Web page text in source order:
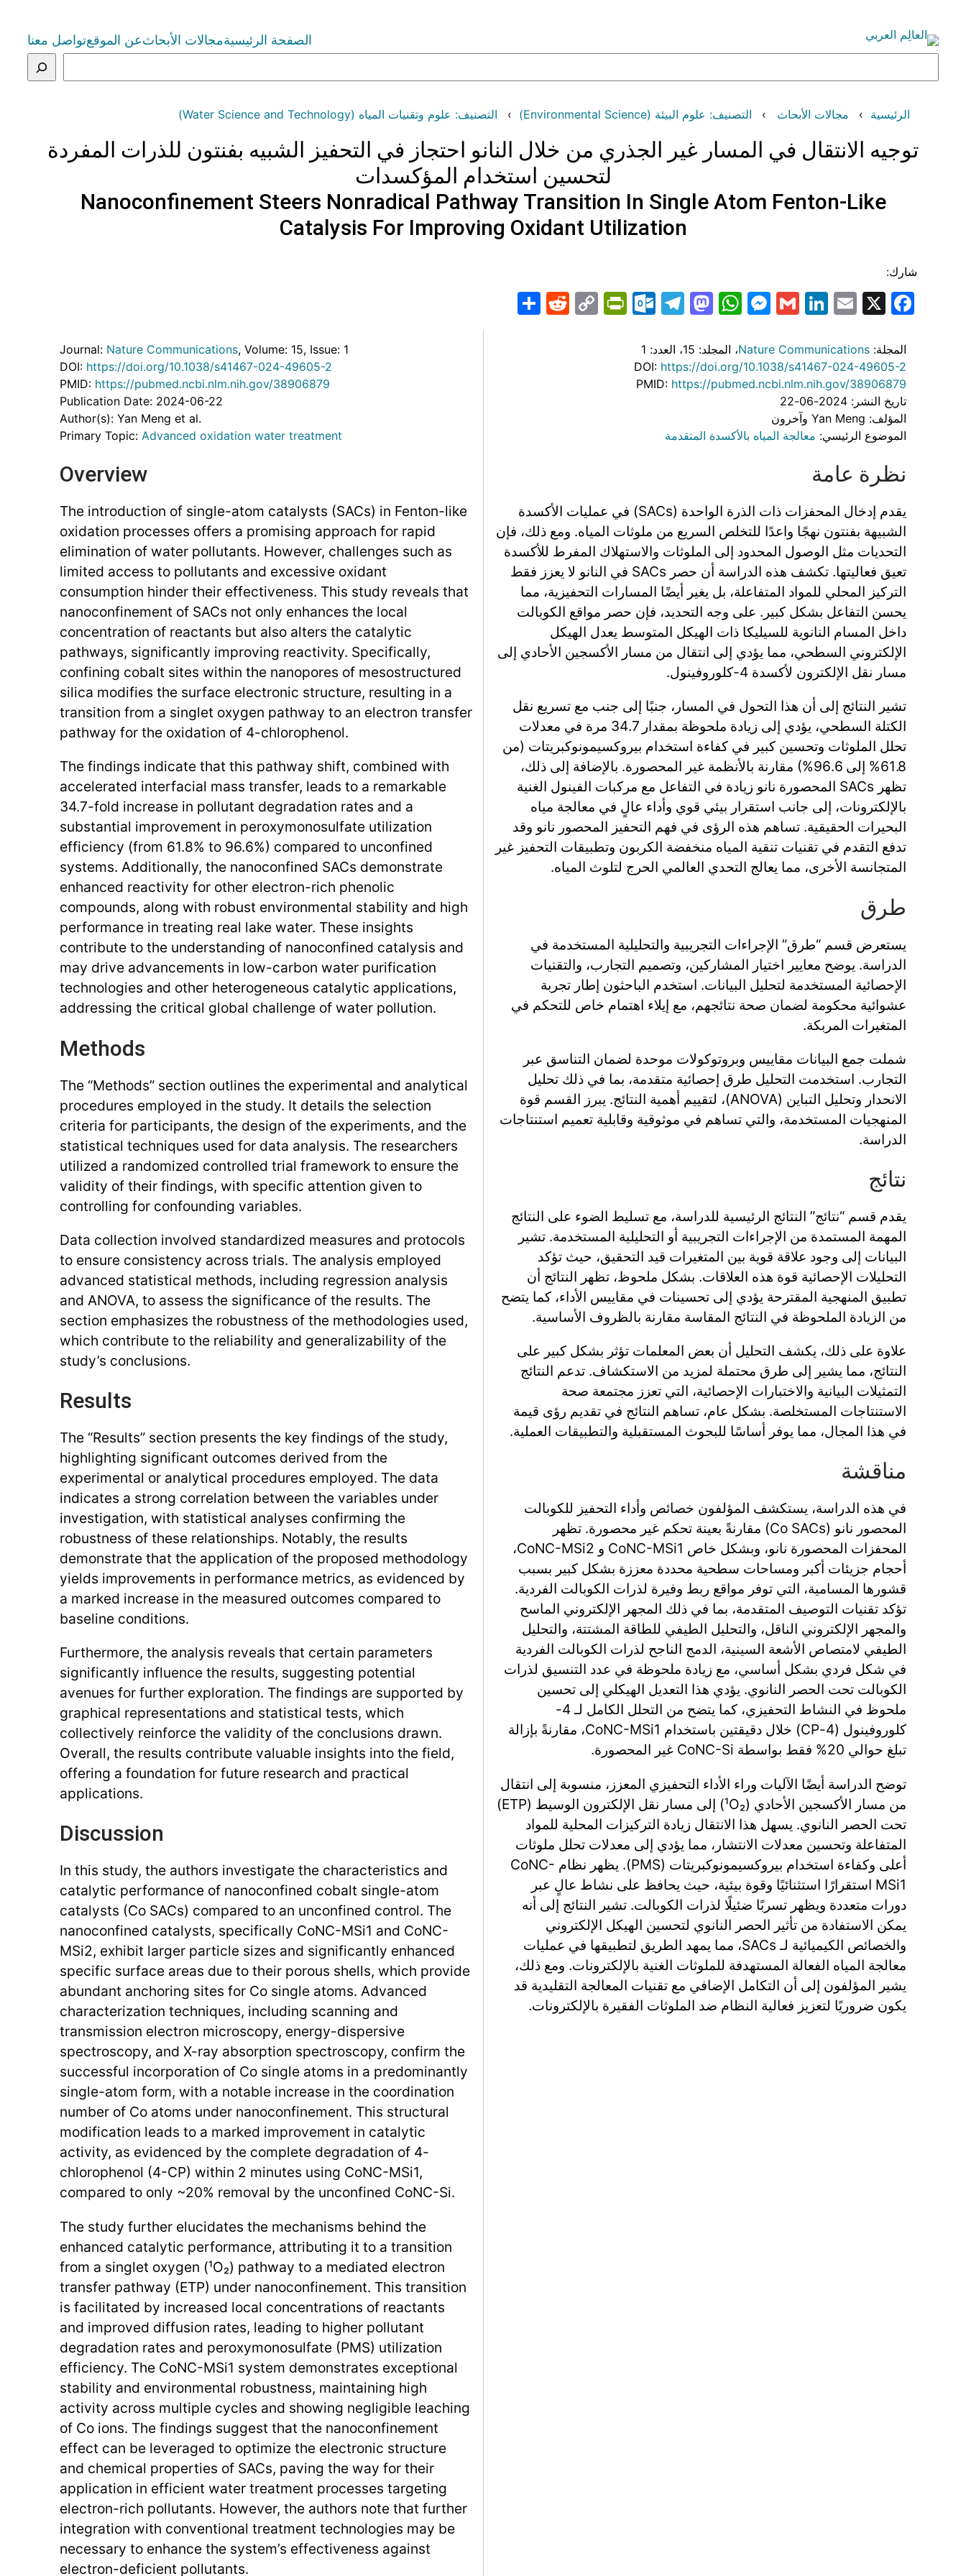
المحتوى
الصفحة الرئيسيةمجالات الأبحاثعن الموقعتواصل معنا
الرئيسية مجالات الأبحاث التصنيف: علوم البيئة (Environmental Science) التصنيف: علوم وتقنيات المياه (Water Science and Technology)
توجيه الانتقال في المسار غير الجذري من خلال النانو احتجاز في التحفيز الشبيه بفنتون للذرات المفردة
لتحسين استخدام المؤكسدات
Nanoconfinement Steers Nonradical Pathway Transition In Single Atom Fenton-Like
Catalysis For Improving Oxidant Utilization
شارك:
Facebook
X
Email
LinkedIn
Gmail
Messenger
WhatsApp
Mastodon
Telegram
Outlook.com
PrintFriendly
Copy
Reddit
المجلة: Nature Communications، المجلد: 15
، العدد: 1
DOI: https://doi.org/10.1038/s41467-024-49605-2
PMID: https://pubmed.ncbi.nlm.nih.gov/38906879
تاريخ النشر: 2024-06-22
المؤلف: Yan Meng وآخرون
الموضوع الرئيسي: معالجة المياه بالأكسدة المتقدمة
نظرة عامة
يقدم إدخال المحفزات ذات الذرة الواحدة (SACs) في عمليات الأكسدة
الشبيهة بفنتون نهجًا واعدًا للتخلص السريع من ملوثات المياه. ومع ذلك، فإن
التحديات مثل الوصول المحدود إلى الملوثات والاستهلاك المفرط للأكسدة
تعيق فعاليتها. تكشف هذه الدراسة أن حصر SACs في النانو لا يعزز فقط
التركيز المحلي للمواد المتفاعلة، بل يغير أيضًا المسارات التحفيزية، مما
يحسن التفاعل بشكل كبير. على وجه التحديد، فإن حصر مواقع الكوبالت
داخل المسام النانوية للسيليكا ذات الهيكل المتوسط يعدل الهيكل
الإلكتروني السطحي، مما يؤدي إلى انتقال من مسار الأكسجين الأحادي إلى
مسار نقل الإلكترون لأكسدة 4-كلوروفينول.
تشير النتائج إلى أن هذا التحول في المسار، جنبًا إلى جنب مع تسريع نقل
الكتلة السطحي، يؤدي إلى زيادة ملحوظة بمقدار 34.7 مرة في معدلات
تحلل الملوثات وتحسين كبير في كفاءة استخدام بيروكسيمونوكبريتات (من
61.8% إلى 96.6%) مقارنة بالأنظمة غير المحصورة. بالإضافة إلى ذلك،
تظهر SACs المحصورة نانو زيادة في التفاعل مع مركبات الفينول الغنية
بالإلكترونات، إلى جانب استقرار بيئي قوي وأداء عالٍ في معالجة مياه
البحيرات الحقيقية. تساهم هذه الرؤى في فهم التحفيز المحصور نانو وقد
تدفع التقدم في تقنيات تنقية المياه منخفضة الكربون وتطبيقات التحفيز غير
المتجانسة الأخرى، مما يعالج التحدي العالمي الحرج لتلوث المياه.
طرق
يستعرض قسم “طرق” الإجراءات التجريبية والتحليلية المستخدمة في
الدراسة. يوضح معايير اختيار المشاركين، وتصميم التجارب، والتقنيات
الإحصائية المستخدمة لتحليل البيانات. استخدم الباحثون إطار تجربة
عشوائية محكومة لضمان صحة نتائجهم، مع إيلاء اهتمام خاص للتحكم في
المتغيرات المربكة.
شملت جمع البيانات مقاييس وبروتوكولات موحدة لضمان التناسق عبر
التجارب. استخدمت التحليل طرق إحصائية متقدمة، بما في ذلك تحليل
الانحدار وتحليل التباين (ANOVA)، لتقييم أهمية النتائج. يبرز القسم قوة
المنهجيات المستخدمة، والتي تساهم في موثوقية وقابلية تعميم استنتاجات
الدراسة.
نتائج
يقدم قسم “نتائج” النتائج الرئيسية للدراسة، مع تسليط الضوء على النتائج
المهمة المستمدة من الإجراءات التجريبية أو التحليلية المستخدمة. تشير
البيانات إلى وجود علاقة قوية بين المتغيرات قيد التحقيق، حيث تؤكد
التحليلات الإحصائية قوة هذه العلاقات. بشكل ملحوظ، تظهر النتائج أن
تطبيق المنهجية المقترحة يؤدي إلى تحسينات في مقاييس الأداء، كما يتضح
من الزيادة الملحوظة في النتائج المقاسة مقارنة بالظروف الأساسية.
علاوة على ذلك، يكشف التحليل أن بعض المعلمات تؤثر بشكل كبير على
النتائج، مما يشير إلى طرق محتملة لمزيد من الاستكشاف. تدعم النتائج
التمثيلات البيانية والاختبارات الإحصائية، التي تعزز مجتمعة صحة
الاستنتاجات المستخلصة. بشكل عام، تساهم النتائج في تقديم رؤى قيمة
في هذا المجال، مما يوفر أساسًا للبحوث المستقبلية والتطبيقات العملية.
مناقشة
في هذه الدراسة، يستكشف المؤلفون خصائص وأداء التحفيز للكوبالت
المحصور نانو (Co SACs) مقارنةً بعينة تحكم غير محصورة. تظهر
المحفزات المحصورة نانو، وبشكل خاص CoNC-MSi1 و CoNC-MSi2،
أحجام جزيئات أكبر ومساحات سطحية محددة معززة بشكل كبير بسبب
قشورها المسامية، التي توفر مواقع ربط وفيرة لذرات الكوبالت الفردية.
تؤكد تقنيات التوصيف المتقدمة، بما في ذلك المجهر الإلكتروني الماسح
والمجهر الإلكتروني الناقل، والتحليل الطيفي للطاقة المشتتة، والتحليل
الطيفي لامتصاص الأشعة السينية، الدمج الناجح لذرات الكوبالت الفردية
في شكل فردي بشكل أساسي، مع زيادة ملحوظة في عدد التنسيق لذرات
الكوبالت تحت الحصر النانوي. يؤدي هذا التعديل الهيكلي إلى تحسين
ملحوظ في النشاط التحفيزي، كما يتضح من التحلل الكامل لـ 4-
كلوروفينول (4-CP) خلال دقيقتين باستخدام CoNC-MSi1، مقارنةً بإزالة
تبلغ حوالي 20% فقط بواسطة CoNC-Si غير المحصورة.
توضح الدراسة أيضًا الآليات وراء الأداء التحفيزي المعزز، منسوبة إلى انتقال
من مسار الأكسجين الأحادي (¹O₂) إلى مسار نقل الإلكترون الوسيط (ETP)
تحت الحصر النانوي. يسهل هذا الانتقال زيادة التركيزات المحلية للمواد
المتفاعلة وتحسين معدلات الانتشار، مما يؤدي إلى معدلات تحلل ملوثات
أعلى وكفاءة استخدام بيروكسيمونوكبريتات (PMS). يظهر نظام CoNC-
MSi1 استقرارًا استثنائيًا وقوة بيئية، حيث يحافظ على نشاط عالٍ عبر
دورات متعددة ويظهر تسربًا ضئيلًا لذرات الكوبالت. تشير النتائج إلى أنه
يمكن الاستفادة من تأثير الحصر النانوي لتحسين الهيكل الإلكتروني
والخصائص الكيميائية لـ SACs، مما يمهد الطريق لتطبيقها في عمليات
معالجة المياه الفعالة المستهدفة للملوثات الغنية بالإلكترونات. ومع ذلك،
يشير المؤلفون إلى أن التكامل الإضافي مع تقنيات المعالجة التقليدية قد
يكون ضروريًا لتعزيز فعالية النظام ضد الملوثات الفقيرة بالإلكترونات.
Journal: Nature Communications, Volume: 15, Issue: 1
DOI: https://doi.org/10.1038/s41467-024-49605-2
PMID: https://pubmed.ncbi.nlm.nih.gov/38906879
Publication Date: 2024-06-22
Author(s): Yan Meng et al.
Primary Topic: Advanced oxidation water treatment
Overview
The introduction of single-atom catalysts (SACs) in Fenton-like
oxidation processes offers a promising approach for rapid
elimination of water pollutants. However, challenges such as
limited access to pollutants and excessive oxidant
consumption hinder their effectiveness. This study reveals that
nanoconfinement of SACs not only enhances the local
concentration of reactants but also alters the catalytic
pathways, significantly improving reactivity. Specifically,
confining cobalt sites within the nanopores of mesostructured
silica modifies the surface electronic structure, resulting in a
transition from a singlet oxygen pathway to an electron transfer
pathway for the oxidation of 4-chlorophenol.
The findings indicate that this pathway shift, combined with
accelerated interfacial mass transfer, leads to a remarkable
34.7-fold increase in pollutant degradation rates and a
substantial improvement in peroxymonosulfate utilization
efficiency (from 61.8% to 96.6%) compared to unconfined
systems. Additionally, the nanoconfined SACs demonstrate
enhanced reactivity for other electron-rich phenolic
compounds, along with robust environmental stability and high
performance in treating real lake water. These insights
contribute to the understanding of nanoconfined catalysis and
may drive advancements in low-carbon water purification
technologies and other heterogeneous catalytic applications,
addressing the critical global challenge of water pollution.
Methods
The “Methods” section outlines the experimental and analytical
procedures employed in the study. It details the selection
criteria for participants, the design of the experiments, and the
statistical techniques used for data analysis. The researchers
utilized a randomized controlled trial framework to ensure the
validity of their findings, with specific attention given to
controlling for confounding variables.
Data collection involved standardized measures and protocols
to ensure consistency across trials. The analysis employed
advanced statistical methods, including regression analysis
and ANOVA, to assess the significance of the results. The
section emphasizes the robustness of the methodologies used,
which contribute to the reliability and generalizability of the
study’s conclusions.
Results
The “Results” section presents the key findings of the study,
highlighting significant outcomes derived from the
experimental or analytical procedures employed. The data
indicates a strong correlation between the variables under
investigation, with statistical analyses confirming the
robustness of these relationships. Notably, the results
demonstrate that the application of the proposed methodology
yields improvements in performance metrics, as evidenced by
a marked increase in the measured outcomes compared to
baseline conditions.
Furthermore, the analysis reveals that certain parameters
significantly influence the results, suggesting potential
avenues for further exploration. The findings are supported by
graphical representations and statistical tests, which
collectively reinforce the validity of the conclusions drawn.
Overall, the results contribute valuable insights into the field,
offering a foundation for future research and practical
applications.
Discussion
In this study, the authors investigate the characteristics and
catalytic performance of nanoconfined cobalt single-atom
catalysts (Co SACs) compared to an unconfined control. The
nanoconfined catalysts, specifically CoNC-MSi1 and CoNC-
MSi2, exhibit larger particle sizes and significantly enhanced
specific surface areas due to their porous shells, which provide
abundant anchoring sites for Co single atoms. Advanced
characterization techniques, including scanning and
transmission electron microscopy, energy-dispersive
spectroscopy, and X-ray absorption spectroscopy, confirm the
successful incorporation of Co single atoms in a predominantly
single-atom form, with a notable increase in the coordination
number of Co atoms under nanoconfinement. This structural
modification leads to a marked improvement in catalytic
activity, as evidenced by the complete degradation of 4-
chlorophenol (4-CP) within 2 minutes using CoNC-MSi1,
compared to only ~20% removal by the unconfined CoNC-Si.
The study further elucidates the mechanisms behind the
enhanced catalytic performance, attributing it to a transition
from a singlet oxygen (¹O₂) pathway to a mediated electron
transfer pathway (ETP) under nanoconfinement. This transition
is facilitated by increased local concentrations of reactants
and improved diffusion rates, leading to higher pollutant
degradation rates and peroxymonosulfate (PMS) utilization
efficiency. The CoNC-MSi1 system demonstrates exceptional
stability and environmental robustness, maintaining high
activity across multiple cycles and showing negligible leaching
of Co ions. The findings suggest that the nanoconfinement
effect can be leveraged to optimize the electronic structure
and chemical properties of SACs, paving the way for their
application in efficient water treatment processes targeting
electron-rich pollutants. However, the authors note that further
integration with conventional treatment technologies may be
necessary to enhance the system’s effectiveness against
electron-deficient pollutants.